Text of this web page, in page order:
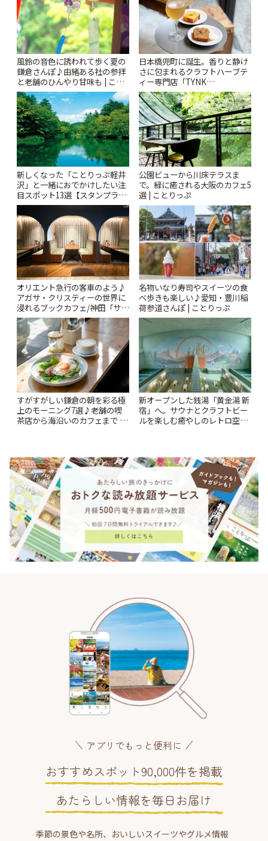
風鈴の音色に誘われて歩く夏の
鎌倉さんぽ♪由緒ある社の参拝
と老舗のひんやり甘味も | こと
りっぷ
日本橋兜町に誕生。香りと静け
さに包まれるクラフトハーブテ
ィー専門店「TYNK
Kabutocho」 | ことりっぷ
新しくなった「ことりっぷ軽井
沢」と一緒におでかけしたい注
目スポット13選【スタンプラリ
ー開催中】 | ことりっぷ
公園ビューから川床テラスま
で。緑に癒される大阪のカフェ5
選 | ことりっぷ
オリエント急行の客車のよう♪
アガサ・クリスティーの世界に
浸れるブックカフェ/神田「サロ
ンクリスティ」 | ことりっぷ
名物いなり寿司やスイーツの食
べ歩きも楽しい♪愛知・豊川稲
荷参道さんぽ | ことりっぷ
すがすがしい鎌倉の朝を彩る極
上のモーニング7選♪老舗の喫
茶店から海沿いのカフェまで |
新オープンした銭湯「黄金湯 新
宿」へ。サウナとクラフトビー
ルを楽しむ癒やしのレトロ空間
アプリでもっと便利に
おすすめスポット90,000件を掲載
あたらしい情報を毎日お届け
季節の景色や名所、おいしいスイーツやグルメ情報